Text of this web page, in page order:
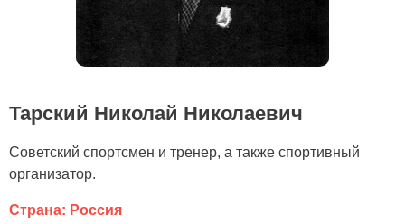
Тарский Николай Николаевич
Советский спортсмен и тренер, а также спортивный
организатор.
Страна: Россия